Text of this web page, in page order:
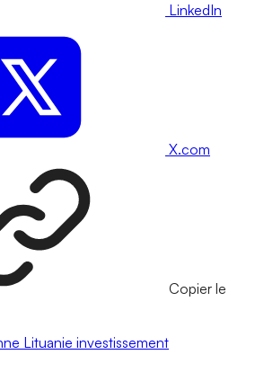
LinkedIn
X.com
Copier le
Lituanie investissement